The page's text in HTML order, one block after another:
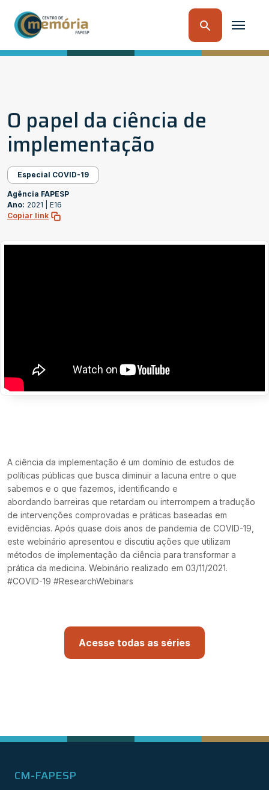
O papel da ciência de
implementação
Especial COVID-19
Agência FAPESP
Ano: 2021 |
E16
Copiar link
A ciência da implementação é um domínio de estudos de
políticas públicas que busca diminuir a lacuna entre o que
sabemos e o que fazemos, identificando e
abordando barreiras que retardam ou interrompem a tradução
de intervenções comprovadas e práticas baseadas em
evidências. Após quase dois anos de pandemia de COVID-19,
este webinário apresentou e discutiu ações que utilizam
métodos de implementação da ciência para transformar a
prática da medicina. Webinário realizado em 03/11/2021.
#COVID-19 #ResearchWebinars
Acesse todas as séries
CM-FAPESP